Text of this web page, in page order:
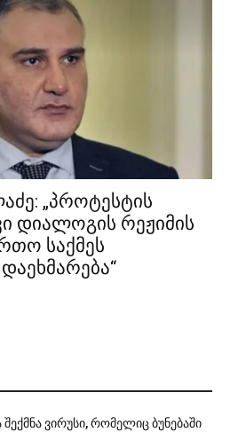
„პროტესტის
დიალოგის რეჟიმის
საქმეს
შექმნა ვირუსი, რომელიც ბუნებაში